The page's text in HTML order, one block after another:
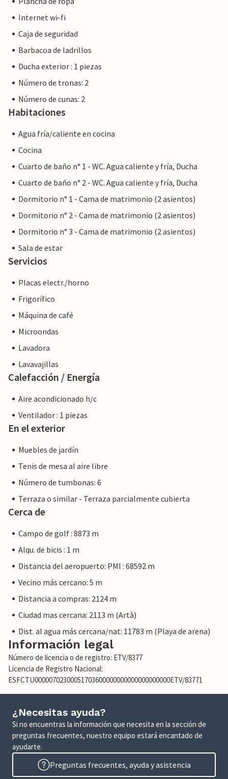
Internet wi-fi
Caja de seguridad
Barbacoa de ladrillos
Ducha exterior : 1 piezas
Número de tronas: 2
Número de cunas: 2
Habitaciones
Agua fría/caliente en cocina
Cocina
Cuarto de baño n° 1 - WC. Agua caliente y fría, Ducha
Cuarto de baño n° 2 - WC. Agua caliente y fría, Ducha
Dormitorio n° 1 - Cama de matrimonio (2 asientos)
Dormitorio n° 2 - Cama de matrimonio (2 asientos)
Dormitorio n° 3 - Cama de matrimonio (2 asientos)
Sala de estar
Servicios
Placas electr./horno
Frigorífico
Máquina de café
Microondas
Lavadora
Lavavajillas
Calefacción / Energía
Aire acondicionado h/c
Ventilador : 1 piezas
En el exterior
Muebles de jardín
Tenis de mesa al aire libre
Número de tumbonas: 6
Terraza o similar - Terraza parcialmente cubierta
Cerca de
Campo de golf : 8873 m
Alqu. de bicis : 1 m
Distancia del aeropuerto: PMI : 68592 m
Vecino más cercano: 5 m
Distancia a compras: 2124 m
Ciudad mas cercana: 2113 m (Artà)
Dist. al agua más cercana/nat: 11783 m (Playa de arena)
Información legal
Número de licencia o de registro: ETV/8377
Licencia de Registro Nacional:
ESFCTU00000702300051703600000000000000000000ETV/83771
¿Necesitas ayuda?
Si no encuentras la información que necesita en la sección de
preguntas frecuentes, nuestro equipo estará encantado de
ayudarte.
Preguntas frecuentes, ayuda y asistencia